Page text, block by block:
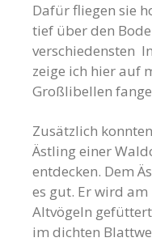
Dafür fliegen sie
tief über den
verschiedensten
zeige ich hier auf
Großlibellen
Zusätzlich
Ästling einer
entdecken. Dem
es gut. Er wird
Altvögeln
im dichten